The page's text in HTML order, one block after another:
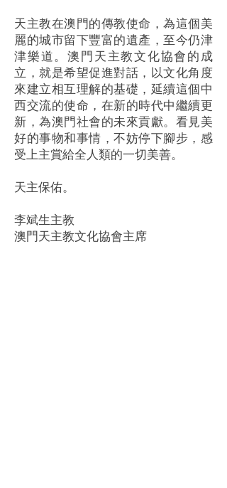
天主教在澳門的傳教使命，為這個美
麗的城市留下豐富的遺產，至今仍津
津樂道。澳門天主教文化協會的成
立，就是希望促進對話，以文化角度
來建立相互理解的基礎，延續這個中
西交流的使命，在新的時代中繼續更
新，為澳門社會的未來貢獻。看見美
好的事物和事情，不妨停下腳步，感
受上主賞給全人類的一切美善。
天主保佑。
李斌生主教
澳門天主教文化協會主席